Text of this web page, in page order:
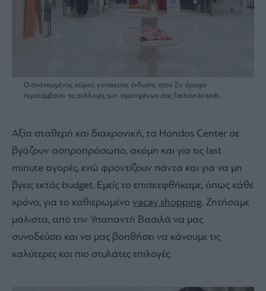
Ο ανανεωμένος χώρος γυναικείας ένδυσης στον 2ο όροφο
περιλάμβανει τις συλλογές των αγαπημένων σας fashion brands.
Αξία σταθερή και διαχρονική, τα Hondos Center σε
βγάζουν ασπροπρόσωπο, ακόμη και για τις last
minute αγορές, ενώ φροντίζουν πάντα και για να μη
βγεις εκτός budget. Εμείς το επισκεφθήκαμε, όπως κάθε
χρόνο, για το καθιερωμένο vacay shopping. Ζητήσαμε
μάλιστα, από την Υπαπαντή Βασιλά να μας
συνοδεύσει και να μας βοηθήσει να κάνουμε τις
καλύτερες και πιο στυλάτες επιλογές.